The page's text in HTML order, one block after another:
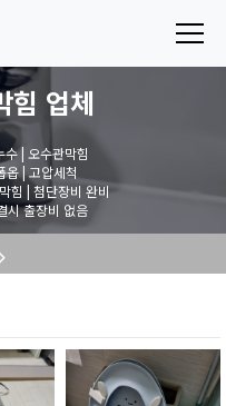
힘 업체
| 오수관막힘
옵 | 고압세척
힘 | 첨단장비 완비
시 출장비 없음